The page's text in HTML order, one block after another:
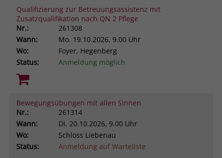
Qualifizierung zur Betreuungsassistenz mit
Zusatzqualifikation nach QN 2 Pflege
Nr.:
261308
Wann:
Mo. 19.10.2026, 9.00 Uhr
Wo:
Foyer, Hegenberg
Status:
Anmeldung möglich
Bewegungsübungen mit allen Sinnen
Nr.:
261314
Wann:
Di. 20.10.2026, 9.00 Uhr
Wo:
Schloss Liebenau
Status:
Anmeldung auf Warteliste